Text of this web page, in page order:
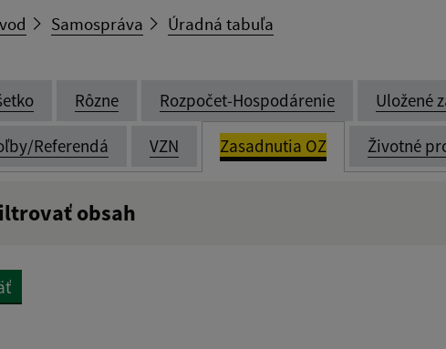
Samospráva Úradná tabuľa
Rôzne Rozpočet-Hospodárenie Uložené
Referendá VZN Zasadnutia OZ Životné
obsah